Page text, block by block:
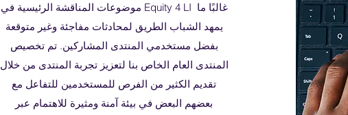
موضوعات المناقشة الرئيسية في Equity 4 LI غالبًا ما
يمهد الشباب الطريق لمحادثات مفاجئة وغير متوقعة
بفضل مستخدمي المنتدى المشاركين. تم تخصيص
المنتدى العام الخاص بنا لتعزيز تجربة المنتدى من خلال
تقديم الكثير من الفرص للمستخدمين للتفاعل مع
بعضهم البعض في بيئة آمنة ومثيرة للاهتمام عبر